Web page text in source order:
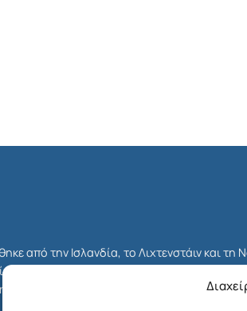
από την Ισλανδία, το Λιχτενστάιν και
ήταν μέρος του συνολικού
Διαχειριστής Επιχορήγησης του